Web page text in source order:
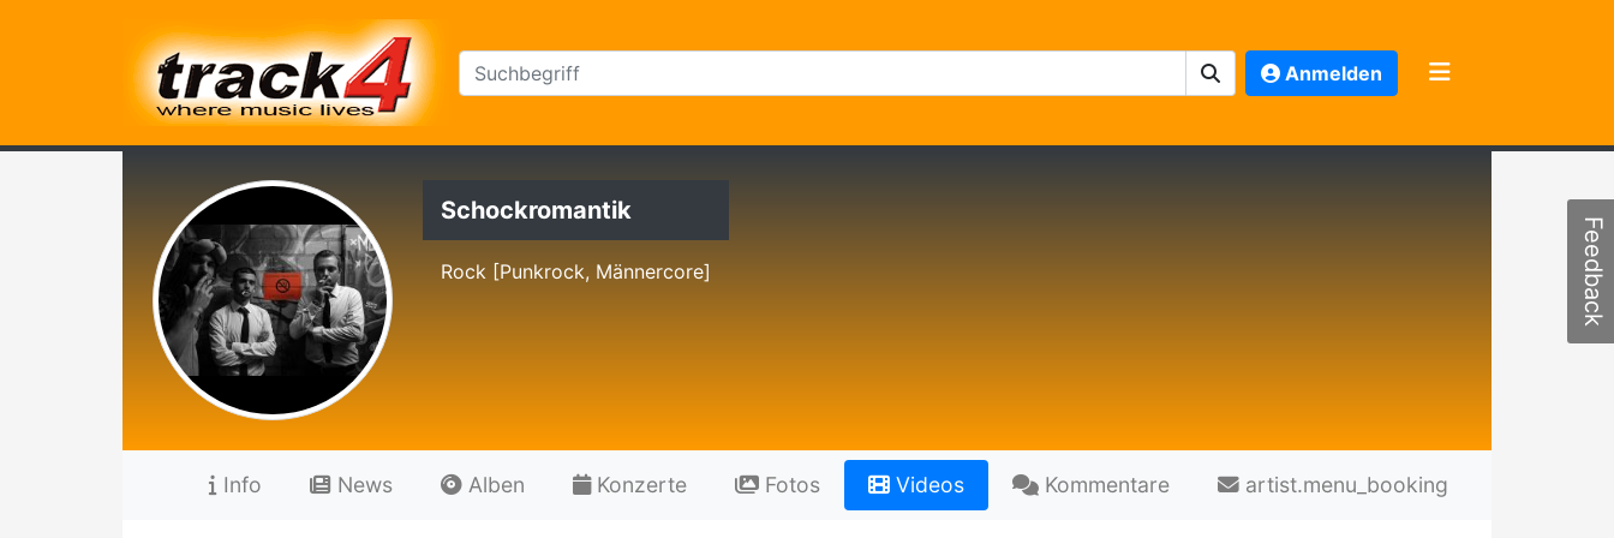
Anmelden
Schockromantik
Rock [Punkrock, Männercore]
Info News Alben Konzerte Fotos Videos Kommentare artist.menu_booking
Feedback